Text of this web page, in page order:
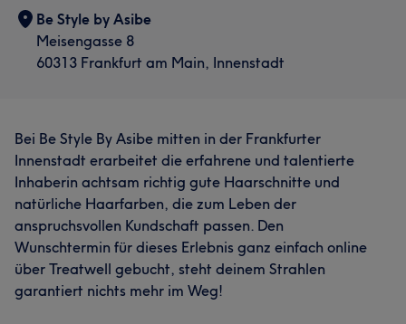
Be Style by Asibe
Meisengasse 8
60313 Frankfurt am Main, Innenstadt
Bei Be Style By Asibe mitten in der Frankfurter
Innenstadt erarbeitet die erfahrene und talentierte
Inhaberin achtsam richtig gute Haarschnitte und
natürliche Haarfarben, die zum Leben der
anspruchsvollen Kundschaft passen. Den
Wunschtermin für dieses Erlebnis ganz einfach online
über Treatwell gebucht, steht deinem Strahlen
garantiert nichts mehr im Weg!